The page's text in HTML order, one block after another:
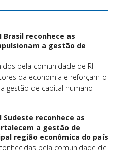
Brasil reconhece as
a gestão de
pela comunidade de RH
da economia e reforçam o
gestão de capital humano
Sudeste reconhece as
a gestão de
região econômica do país
pela comunidade de